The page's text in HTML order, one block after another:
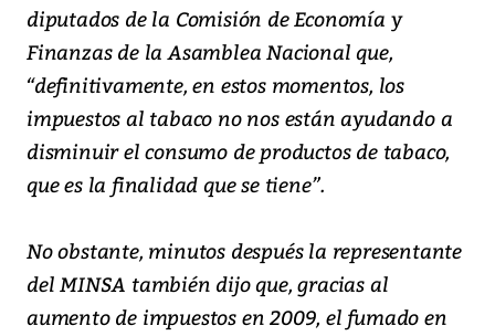
diputados de la Comisión de Economía y
Finanzas de la Asamblea Nacional que,
“definitivamente, en estos momentos, los
impuestos al tabaco no nos están ayudando a
disminuir el consumo de productos de tabaco,
que es la finalidad que se tiene”.
No obstante, minutos después la representante
del MINSA también dijo que, gracias al
aumento de impuestos en 2009, el fumado en